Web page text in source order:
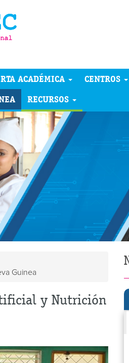
ACADÉMICA CENTROS
RECURSOS
Guinea
y Nutrición